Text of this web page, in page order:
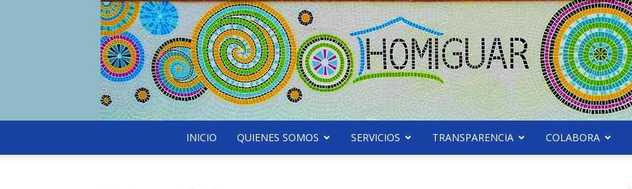
INICIO QUIENES SOMOS SERVICIOS TRANSPARENCIA COLABORA